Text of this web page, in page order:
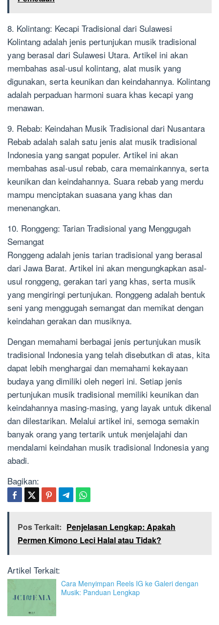
8. Kolintang: Kecapi Tradisional dari Sulawesi
Kolintang adalah jenis pertunjukan musik tradisional
yang berasal dari Sulawesi Utara. Artikel ini akan
membahas asal-usul kolintang, alat musik yang
digunakan, serta keunikan dan keindahannya. Kolintang
adalah perpaduan harmoni suara khas kecapi yang
menawan.
9. Rebab: Keindahan Musik Tradisional dari Nusantara
Rebab adalah salah satu jenis alat musik tradisional
Indonesia yang sangat populer. Artikel ini akan
membahas asal-usul rebab, cara memainkannya, serta
keunikan dan keindahannya. Suara rebab yang merdu
mampu menciptakan suasana yang khas dan
menenangkan.
10. Ronggeng: Tarian Tradisional yang Menggugah
Semangat
Ronggeng adalah jenis tarian tradisional yang berasal
dari Jawa Barat. Artikel ini akan mengungkapkan asal-
usul ronggeng, gerakan tari yang khas, serta musik
yang mengiringi pertunjukan. Ronggeng adalah bentuk
seni yang menggugah semangat dan memikat dengan
keindahan gerakan dan musiknya.
Dengan memahami berbagai jenis pertunjukan musik
tradisional Indonesia yang telah disebutkan di atas, kita
dapat lebih menghargai dan memahami kekayaan
budaya yang dimiliki oleh negeri ini. Setiap jenis
pertunjukan musik tradisional memiliki keunikan dan
keindahannya masing-masing, yang layak untuk dikenal
dan dilestarikan. Melalui artikel ini, semoga semakin
banyak orang yang tertarik untuk menjelajahi dan
mendalami keindahan musik tradisional Indonesia yang
abadi.
Bagikan:
Pos Terkait: Penjelasan Lengkap: Apakah
Permen Kimono Leci Halal atau Tidak?
Artikel Terkait:
Cara Menyimpan Reels IG ke Galeri dengan
Musik: Panduan Lengkap